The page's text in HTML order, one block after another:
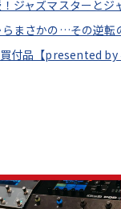
ジャズマスターとジ
らまさかの…その逆転
付品【presented